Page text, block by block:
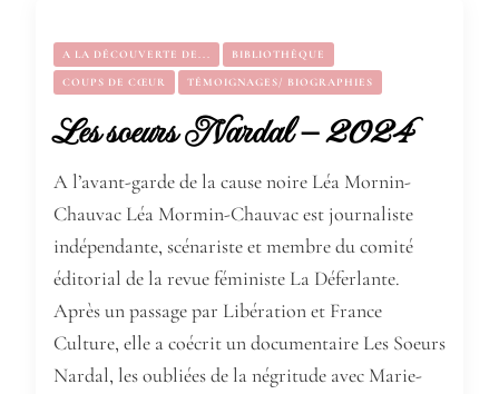
A LA DÉCOUVERTE DE... BIBLIOTHÈQUE
COUPS DE CŒUR TÉMOIGNAGES/ BIOGRAPHIES
Les soeurs Nardal – 2024
A l’avant-garde de la cause noire Léa Mornin-
Chauvac Léa Mormin-Chauvac est journaliste
indépendante, scénariste et membre du comité
éditorial de la revue féministe La Déferlante.
Après un passage par Libération et France
Culture, elle a coécrit un documentaire Les Soeurs
Nardal, les oubliées de la négritude avec Marie-